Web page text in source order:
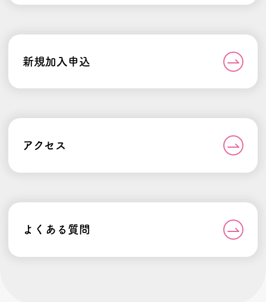
新規加入申込
アクセス
よくある質問